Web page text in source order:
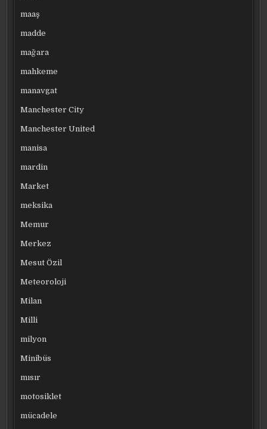
maaş
madde
mağara
mahkeme
manavgat
Manchester City
Manchester United
manisa
mardin
Market
meksika
Memur
Merkez
Mesut Özil
Meteoroloji
Milan
Milli
milyon
Minibüs
mısır
motosiklet
mücadele